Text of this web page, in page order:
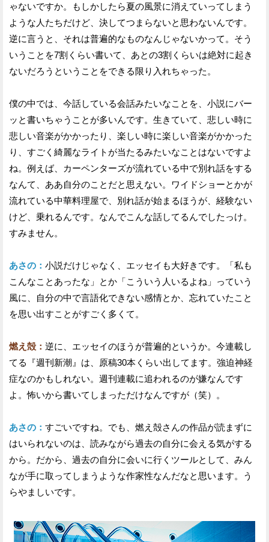
ゃないですか。もしかしたら夏の風景に消えていってしまう
ような人たちだけど、決してつまらないと思わないんです。
逆に言うと、それは普遍的なものなんじゃないかって。そう
いうことを7割くらい書いて、あとの3割くらいは絶対に起き
ないだろうということをできる限り入れちゃった。
僕の中では、今話している会話みたいなことを、小説にバー
ッと書いちゃうことが多いんです。生きていて、悲しい時に
悲しい音楽がかかったり、楽しい時に楽しい音楽がかかった
り、すごく綺麗なライトが当たるみたいなことはないですよ
ね。例えば、カーペンターズが流れている中で別れ話をする
なんて、ああ自分のことだと思えない。ワイドショーとかが
流れている中華料理屋で、別れ話が始まるほうが、経験ない
けど、乗れるんです。なんでこんな話してるんでしたっけ。
すみません。
あさの： 小説だけじゃなく、エッセイも大好きです。「私も
こんなことあったな」とか「こういう人いるよね」っていう
風に、自分の中で言語化できない感情とか、忘れていたこと
を思い出すことがすごく多くて。
燃え殻： 逆に、エッセイのほうが普遍的というか。今連載し
てる『週刊新潮』は、原稿30本くらい出してます。強迫神経
症なのかもしれない。週刊連載に追われるのが嫌なんです
よ。怖いから書いてしまっただけなんですが（笑）。
あさの： すごいですね。でも、燃え殻さんの作品が読まずに
はいられないのは、読みながら過去の自分に会える気がする
から。だから、過去の自分に会いに行くツールとして、みん
なが手に取ってしまうような作家性なんだなと思います。う
らやましいです。